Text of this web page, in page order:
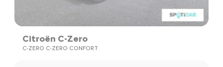
Citroën C-Zero
C-ZERO C-ZERO CONFORT